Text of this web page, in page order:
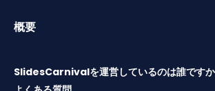
概要
SlidesCarnivalを運営しているのは誰ですか